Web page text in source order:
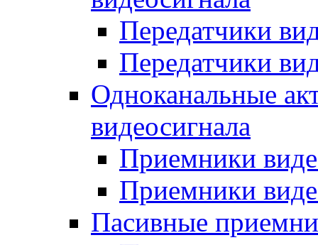
Передатчики
Передатчики
Одноканальные
видеосигнала
Приемники
Приемники
Пасивные